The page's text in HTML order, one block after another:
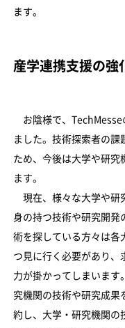
ます。
産学連携支援の強
お陰様で、TechMesse
ました。技術探索者の課
ため、今後は大学や研究
ます。
現在、様々な大学や研
身の持つ技術や研究開発
術を探している方々は各
つ見に行く必要があり、
力が掛かってしまいます
究機関の技術や研究成果
約し、大学・研究機関の